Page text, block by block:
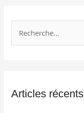
e
Articles récents